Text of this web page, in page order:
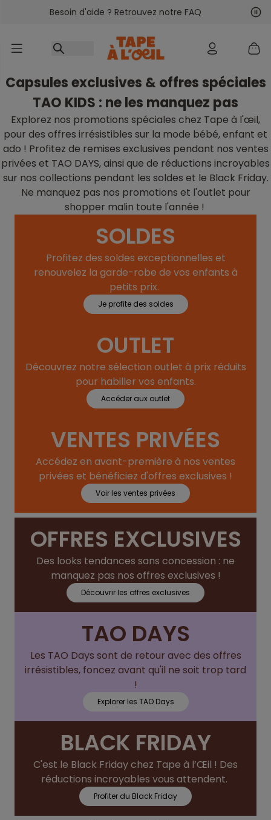
Accéder au contenu
Besoin d'aide ? Retrouvez notre FAQ
Capsules exclusives & offres spéciales
TAO KIDS : ne les manquez pas
Explorez nos promotions spéciales chez Tape à l'œil,
pour des offres irrésistibles sur la mode bébé, enfant et
ado ! Profitez de remises exclusives pendant nos ventes
privées et TAO DAYS, ainsi que de réductions incroyables
sur nos collections pendant les soldes et le Black Friday.
Ne manquez pas nos promotions et l'outlet pour
shopper malin toute l'année !
SOLDES
Profitez des soldes exceptionnelles et
renouvelez la garde-robe de vos enfants à
petits prix.
Je profite des soldes
OUTLET
Découvrez notre sélection outlet à prix réduits
pour habiller vos enfants.
Accéder aux outlet
VENTES PRIVÉES
Accédez en avant-première à nos ventes
privées et bénéficiez d'offres exclusives !
Voir les ventes privées
OFFRES EXCLUSIVES
Des looks tendances sans concession : ne
manquez pas nos offres exclusives !
Découvrir les offres exclusives
TAO DAYS
Les TAO Days sont de retour avec des offres
irrésistibles, foncez avant qu'il ne soit trop tard
!
Explorer les TAO Days
BLACK FRIDAY
C'est le Black Friday chez Tape à l’Œil ! Des
réductions incroyables vous attendent.
Profiter du Black Friday